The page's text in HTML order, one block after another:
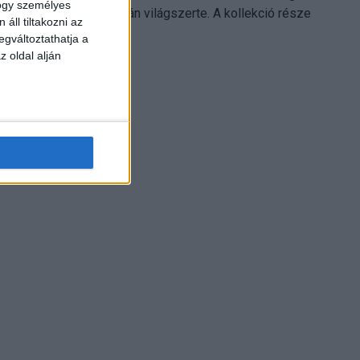
személyes
áll tiltakozni az
a
oldal alján
Electronics platformján világszerte. A kollekció része
Leonardo...